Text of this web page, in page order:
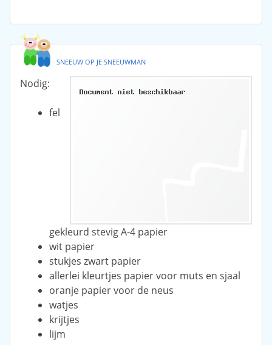
SNEEUW OP JE SNEEUWMAN
Nodig:
fel
gekleurd stevig A-4 papier
wit papier
stukjes zwart papier
allerlei kleurtjes papier voor muts en sjaal
oranje papier voor de neus
watjes
krijtjes
lijm